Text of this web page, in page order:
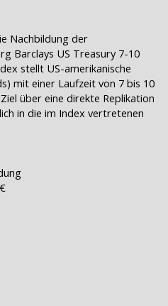
Nachbildung der
Barclays US Treasury 7-10
stellt US-amerikanische
mit einer Laufzeit von 7 bis 10
über eine direkte Replikation
in die im Index vertretenen